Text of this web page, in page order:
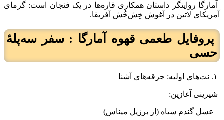
آمارگا روایتگر داستان همکاری قاره‌ها در یک فنجان است: گرمای
آمریکای لاتین در آغوش خِش‌خُش آفریقا.
پروفایل طعمی قهوه آمارگا : سفر سه‌پلۀ
حسی
شیرینی آغازین:
عسل گندم سیاه (از برزیل میناس)